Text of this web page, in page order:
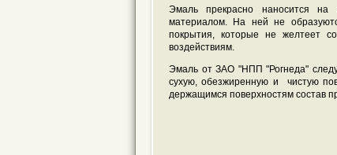
Эмаль прекрасно наносится на
материалом. На ней не
покрытия, которые не желтеет
воздействиям.
Эмаль от ЗАО "НПП "Рогнеда"
сухую, обезжиренную и чистую
держащимся поверхностям состав